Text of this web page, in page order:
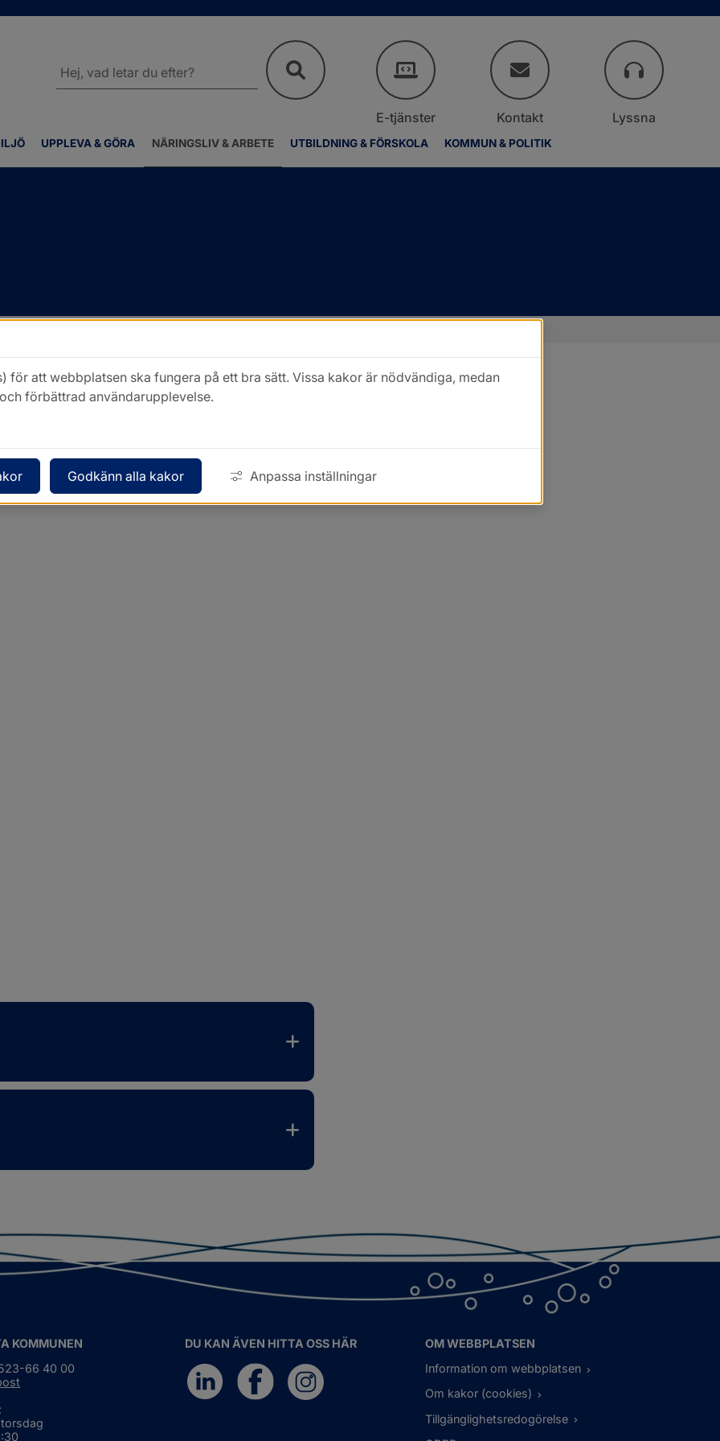
UPPLEVA & GÖRA NÄRINGSLIV & ARBETE UTBILDNING & FÖRSKOLA KOMMUN & POLITIK
webbplatsen
E-tjänster Kontakt Lyssna
just nu. Enklast söker du våra tjänster via Varbi,
KOMMUNEN
66 40 00
DU KAN ÄVEN HITTA OSS HÄR
OM WEBBPLATSEN
Information om webbplatsen
Om kakor (cookies)
Tillgänglighetsredogörelse
för att webbplatsen ska fungera på ett bra sätt. Vissa kakor är nödvändiga, medan
förbättrad användarupplevelse.
Godkänn alla kakor Anpassa inställningar